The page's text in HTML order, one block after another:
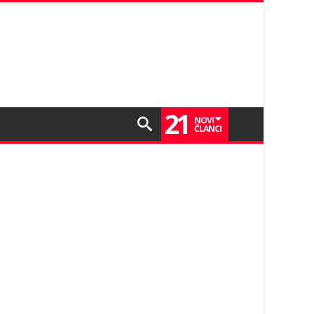
21 NOVI
ČLANCI